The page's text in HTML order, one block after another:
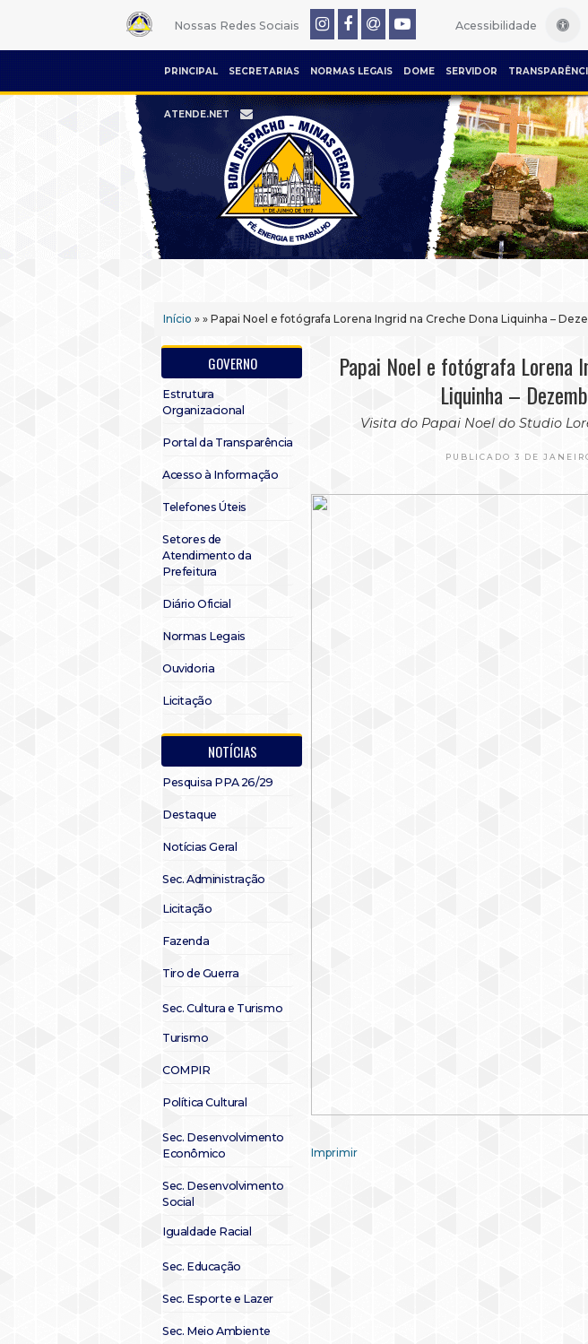
Nossas Redes Sociais Acessibilidade
PRINCIPAL SECRETARIAS NORMAS LEGAIS DOME SERVIDOR
ATENDE.NET
Início » » Papai Noel e fotógrafa Lorena Ingrid na Creche Dona Liquinha –
GOVERNO
Estrutura
Organizacional
Portal da Transparência
Acesso à Informação
Telefones Úteis
Setores de
Atendimento da
Prefeitura
Diário Oficial
Normas Legais
Ouvidoria
Licitação
NOTÍCIAS
Pesquisa PPA 26/29
Destaque
Notícias Geral
Sec. Administração
Licitação
Fazenda
Tiro de Guerra
Sec. Cultura e Turismo
Turismo
COMPIR
Política Cultural
Sec. Desenvolvimento
Econômico
Sec. Desenvolvimento
Social
Igualdade Racial
Sec. Educação
Sec. Esporte e Lazer
Sec. Meio Ambiente
Papai Noel e fotógrafa Lorena
Liquinha –
Visita do Papai Noel do Studio
PUBLICADO 3 DE
Imprimir